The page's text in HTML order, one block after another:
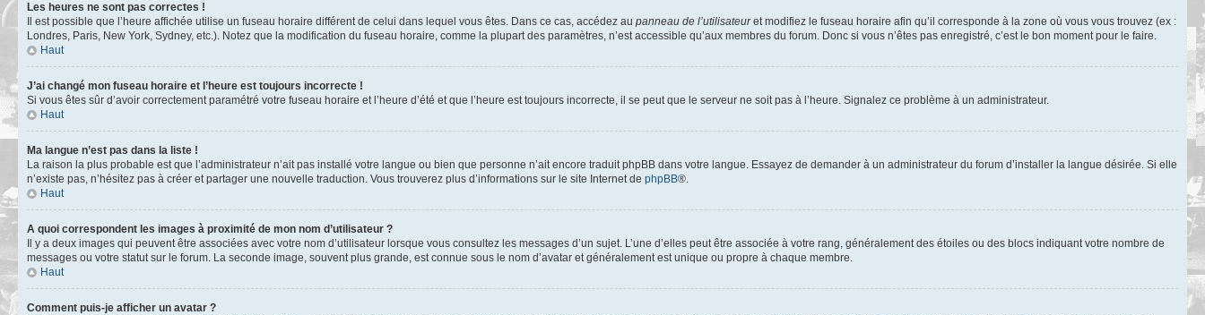
Les heures ne sont pas correctes !
Il est possible que l’heure affichée utilise un fuseau horaire différent de celui dans lequel vous êtes. Dans ce cas, accédez au panneau de l’utilisateuret modifiez le fuseau horaire afin qu’il corresponde à la zone où vous vous trouvez (ex :
Londres, Paris, New York, Sydney, etc.). Notez que la modification du fuseau horaire, comme la plupart des paramètres, n’est accessible qu’aux membres du forum. Donc si vous n’êtes pas enregistré, c’est le bon moment pour le faire.
Haut
J’ai changé mon fuseau horaire et l’heure est toujours incorrecte !
Si vous êtes sûr d’avoir correctement paramétré votre fuseau horaire et l’heure d’été et que l’heure est toujours incorrecte, il se peut que le serveur ne soit pas à l’heure. Signalez ce problème à un administrateur.
Haut
Ma langue n’est pas dans la liste !
La raison la plus probable est que l’administrateur n’ait pas installé votre langue ou bien que personne n’ait encore traduit phpBB dans votre langue. Essayez de demander à un administrateur du forum d’installer la langue désirée. Si elle
n’existe pas, n’hésitez pas à créer et partager une nouvelle traduction. Vous trouverez plus d’informations sur le site Internet de phpBB®.
Haut
A quoi correspondent les images à proximité de mon nom d’utilisateur ?
Il y a deux images qui peuvent être associées avec votre nom d’utilisateur lorsque vous consultez les messages d’un sujet. L’une d’elles peut être associée à votre rang, généralement des étoiles ou des blocs indiquant votre nombre de
messages ou votre statut sur le forum. La seconde image, souvent plus grande, est connue sous le nom d’avatar et généralement est unique ou propre à chaque membre.
Haut
Comment puis-je afficher un avatar ?